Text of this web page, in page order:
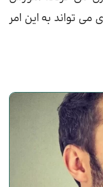
می تواند به این امر